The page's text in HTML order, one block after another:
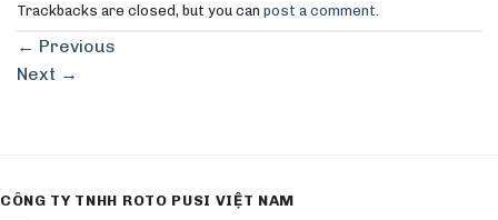
Trackbacks are closed, but you can post a comment
← Previous
Next →
CÔNG TY TNHH ROTO PUSI VIỆT NAM